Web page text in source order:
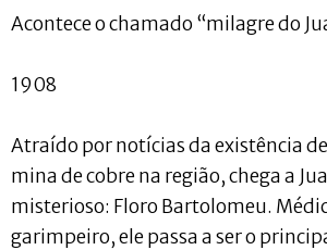
Acontece o chamado “milagre do
1908
Atraído por notícias da existência
mina de cobre na região, chega a
misterioso: Floro Bartolomeu.
garimpeiro, ele passa a ser o